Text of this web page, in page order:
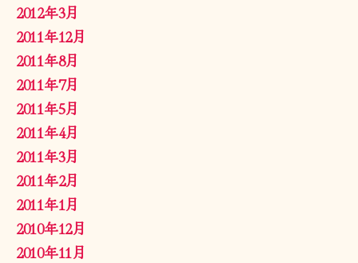
2012年3月
2011年12月
2011年8月
2011年7月
2011年5月
2011年4月
2011年3月
2011年2月
2011年1月
2010年12月
2010年11月